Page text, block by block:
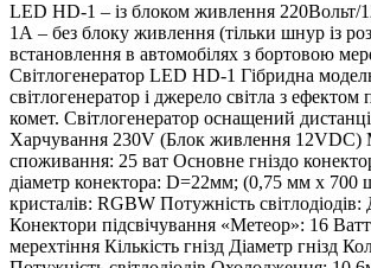
LED HD-1 – із блоком живлення 220Вольт/
1А – без блоку живлення (тільки шнур із
встановлення в автомобілях з бортовою
Світлогенератор LED HD-1 Гібридна
світлогенератор і джерело світла з ефектом
комет. Світлогенератор оснащений
Харчування 230V (Блок живлення 12VDC)
споживання: 25 ват Основне гніздо
діаметр конектора: D=22мм; (0,75 мм x 700
кристалів: RGBW Потужність світлодіодів:
Конектори підсвічування «Метеор»: 16
мерехтіння Кількість гнізд Діаметр гнізд